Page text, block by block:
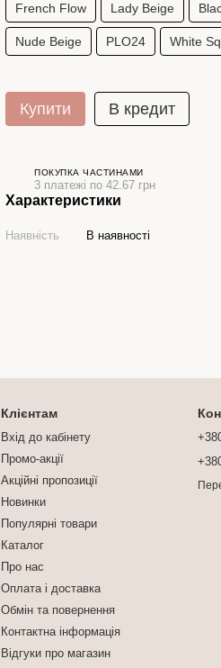
French Flow Lady Beige
Nude Beige PLO24 White Sq
Купити В кредит
ПОКУПКА ЧАСТИНАМИ
3 платежі по 42.67 грн
Характеристики
Наявність В наявності
Клієнтам
Вхід до кабінету
Промо-акції
Акційні пропозиції
Новинки
Популярні товари
Каталог
Про нас
Оплата і доставка
Обмін та повернення
Контактна інформація
Відгуки про магазин